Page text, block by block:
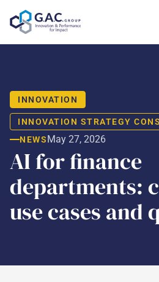
INNOVATION
INNOVATION STRATEGY
NEWSMay 27, 2026
AI for finance
departments:
use cases and